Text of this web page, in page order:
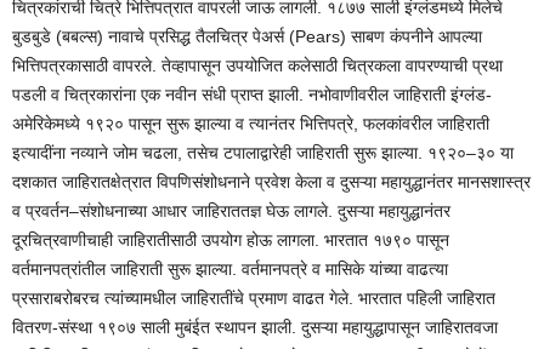
चित्रकांराची चित्रे भित्तिपत्रात वापरली जाऊ लागली. १८७७ साली इंग्लंडमध्ये मिलेचे
बुडबुडे (बबल्स) नावाचे प्रसिद्ध तैलचित्र पेअर्स (Pears) साबण कंपनीने आपल्या
भित्तिपत्रकासाठी वापरले. तेव्हापासून उपयोजित कलेसाठी चित्रकला वापरण्याची प्रथा
पडली व चित्रकारांना एक नवीन संधी प्राप्त झाली. नभोवाणीवरील जाहिराती इंग्लंड-
अमेरिकेमध्ये १९२० पासून सुरू झाल्या व त्यानंतर भित्तिपत्रे, फलकांवरील जाहिराती
इत्यादींना नव्याने जोम चढला, तसेच टपालाद्वारेही जाहिराती सुरू झाल्या. १९२०–३० या
दशकात जाहिरातक्षेत्रात विपणिसंशोधनाने प्रवेश केला व दुसऱ्या महायुद्धानंतर मानसशास्त्र
व प्रवर्तन–संशोधनाच्या आधार जाहिराततज्ञ घेऊ लागले. दुसऱ्या महायुद्धानंतर
दूरचित्रवाणीचाही जाहिरातीसाठी उपयोग होऊ लागला. भारतात १७९० पासून
वर्तमानपत्रांतील जाहिराती सुरू झाल्या. वर्तमानपत्रे व मासिके यांच्या वाढत्या
प्रसाराबरोबरच त्यांच्यामधील जाहिरातींचे प्रमाण वाढत गेले. भारतात पहिली जाहिरात
वितरण-संस्था १९०७ साली मुबंईत स्थापन झाली. दुसऱ्या महायुद्धापासून जाहिरातवजा